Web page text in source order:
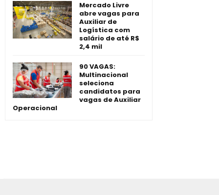
Mercado Livre
abre vagas para
Auxiliar de
Logística com
salário de até R$
2,4 mil
90 VAGAS:
Multinacional
seleciona
candidatos para
vagas de Auxiliar
Operacional